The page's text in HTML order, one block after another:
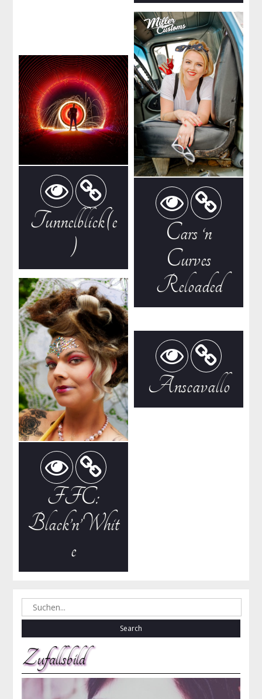
Cars ‘n
Curves
Reloaded
Tunnelblick(e
)
FFC:
Black’n’Whit
e
Anscavallo
Search
for:
Zufallsbild